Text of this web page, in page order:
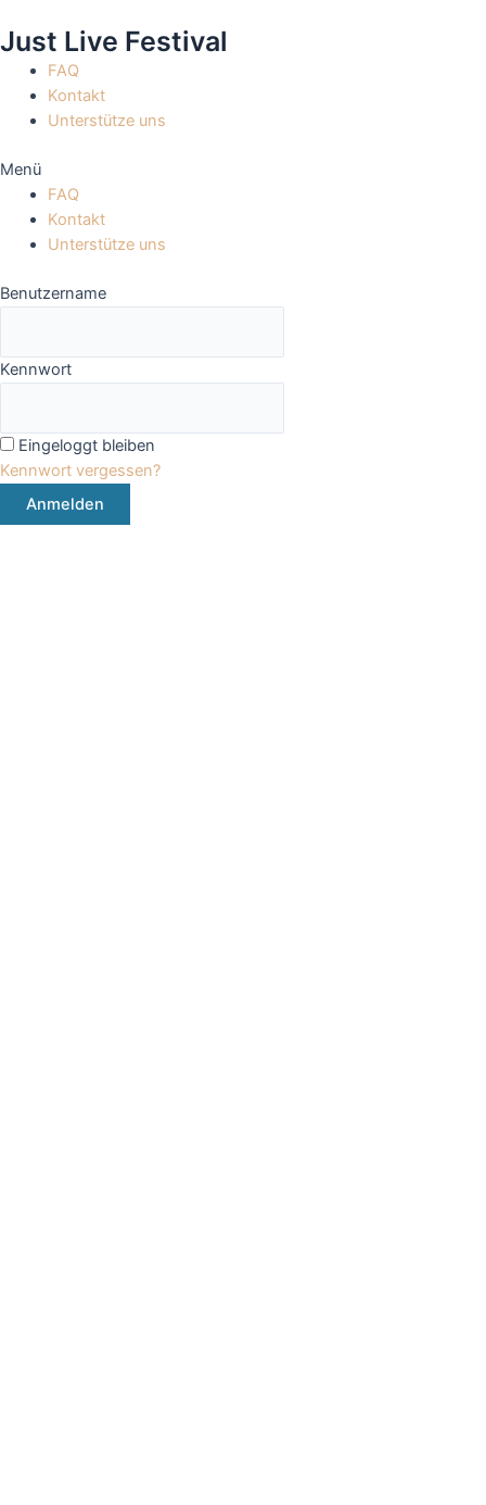
Inhalt
springen
Just Live Festival
FAQ
Kontakt
Unterstütze uns
Menü
FAQ
Kontakt
Unterstütze uns
Benutzername
Kennwort
Eingeloggt bleiben
Kennwort vergessen?